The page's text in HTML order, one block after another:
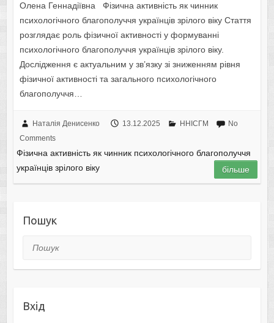
Олена Геннадіївна Фізична активність як чинник
психологічного благополуччя українців зрілого віку Стаття
розглядає роль фізичної активності у формуванні
психологічного благополуччя українців зрілого віку.
Дослідження є актуальним у зв’язку зі зниженням рівня
фізичної активності та загального психологічного
благополуччя…
Наталія Денисенко 13.12.2025 ННІСГМ
No
Comments
Фізична активність як чинник психологічного благополуччя
українців зрілого віку
більше
Пошук
Пошук
Вхід